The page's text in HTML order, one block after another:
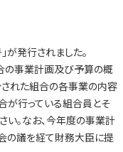
発行されました。
事業計画及び予算の概
された組合の各事業の内容
が行っている組合員とそ
。なお、今年度の事業計
の議を経て財務大臣に提